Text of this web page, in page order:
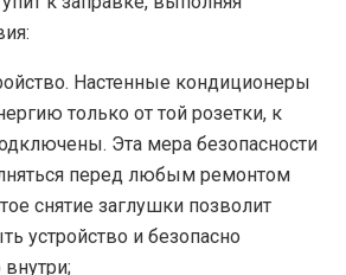
Настенные кондиционеры
только от той розетки, к
Эта мера безопасности
перед любым ремонтом
снятие заглушки позволит
устройство и безопасно
внутри;